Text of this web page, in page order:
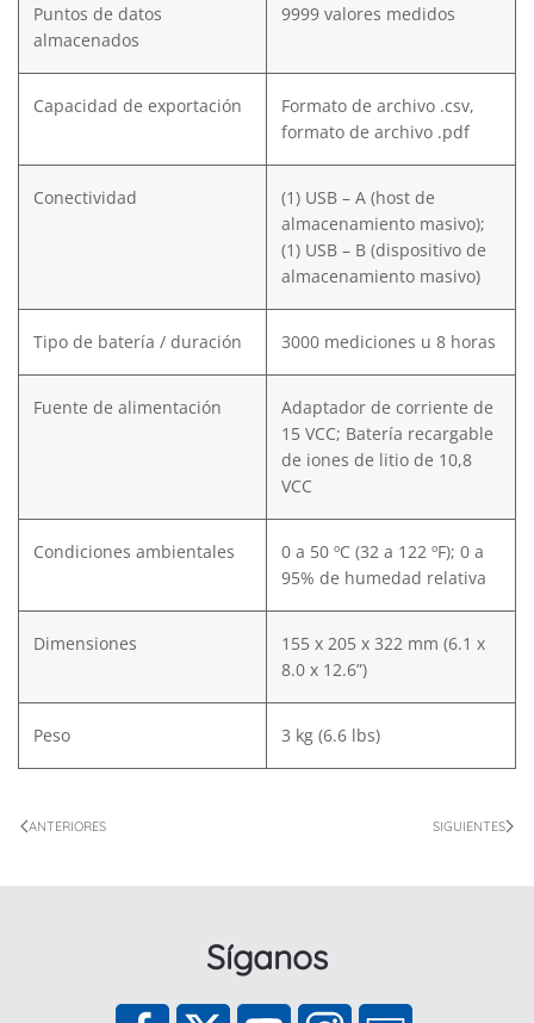
Puntos de datos
almacenados
9999 valores medidos
Capacidad de exportación
Formato de archivo .csv,
formato de archivo .pdf
Conectividad
(1) USB – A (host de
almacenamiento masivo);
(1) USB – B (dispositivo de
almacenamiento masivo)
Tipo de batería / duración 3000 mediciones u 8 horas
Fuente de alimentación
Adaptador de corriente de
15 VCC; Batería recargable
de iones de litio de 10,8
VCC
Condiciones ambientales
0 a 50 ºC (32 a 122 ºF); 0 a
95% de humedad relativa
Dimensiones
155 x 205 x 322 mm (6.1 x
8.0 x 12.6”)
Peso 3 kg (6.6 lbs)
ANTERIORES SIGUIENTES
Síganos